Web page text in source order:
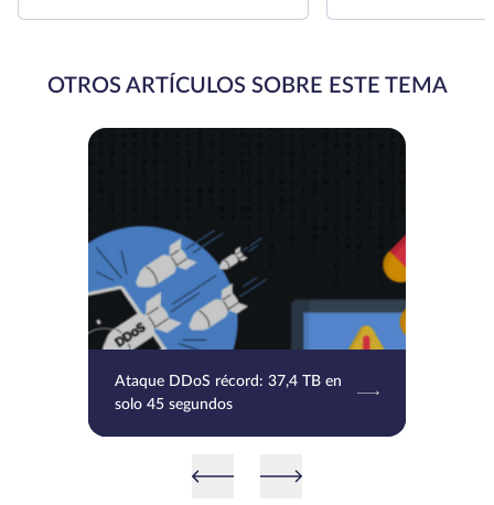
OTROS ARTÍCULOS SOBRE ESTE TEMA
Ataque DDoS récord: 37,4 TB en
solo 45 segundos